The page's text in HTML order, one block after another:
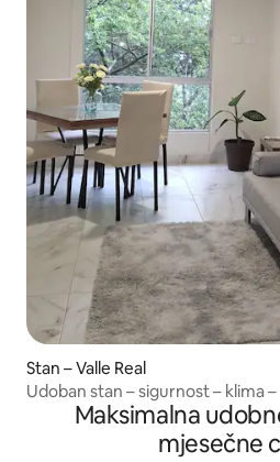
Stan – Valle Real
Udoban stan – sigurnost – klima
Maksimalna
mjesečne